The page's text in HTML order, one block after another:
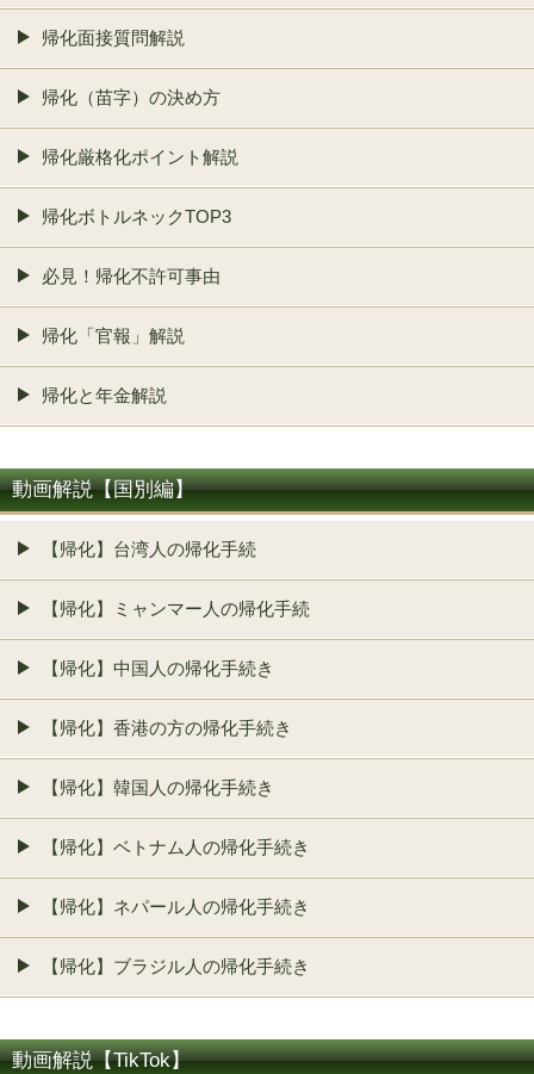
帰化面接質問解説
帰化（苗字）の決め方
帰化厳格化ポイント解説
帰化ボトルネックTOP3
必見！帰化不許可事由
帰化「官報」解説
帰化と年金解説
動画解説【国別編】
【帰化】台湾人の帰化手続
【帰化】ミャンマー人の帰化手続
【帰化】中国人の帰化手続き
【帰化】香港の方の帰化手続き
【帰化】韓国人の帰化手続き
【帰化】ベトナム人の帰化手続き
【帰化】ネパール人の帰化手続き
【帰化】ブラジル人の帰化手続き
動画解説【TikTok】